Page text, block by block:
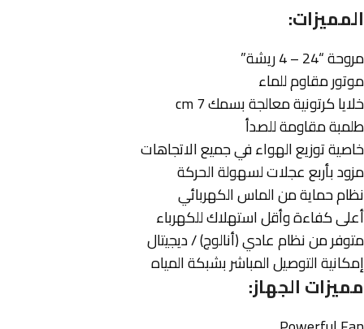
المميزات:
مروحة “24 – 4 ريشة”
موتور مقاوم للماء
خلايا كرتونية معالجة بسمك 7 cm
طلمبة مقاومة للصدأ
خاصية توزيع الهواء في جميع الاتجاهات
مزود بأربع عجلات لسهولة الحركة
نظام حماية من الماس الكهربائي
أعلى كفاءة وأقل استهلاك للكهرباء
متوفر من نظام عادي (أنالوج) / ديجيتال
إمكانية التوصيل المباشر بشبكة المياه
مميزات الجهاز: